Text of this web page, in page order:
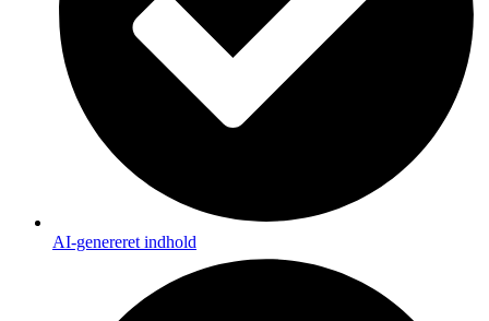
AI-genereret indhold